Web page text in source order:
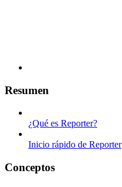
Resumen
¿Qué es Reporter?
Inicio rápido de Reporter
Conceptos